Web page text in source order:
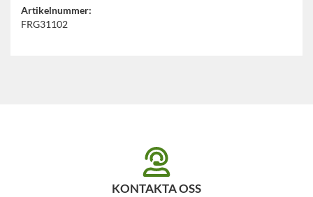
Artikelnummer:
FRG31102
KONTAKTA OSS